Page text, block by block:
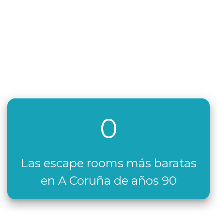
0
Las escape rooms más baratas
en A Coruña de años 90